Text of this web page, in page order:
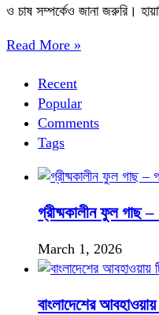
ও চাষ সম্পর্কেও জানা জরুরি।
Read More »
Recent
Popular
Comments
Tags
গ্রীষ্মকালীন ফুল গাছ
March 1, 2026
বাংলাদেশের